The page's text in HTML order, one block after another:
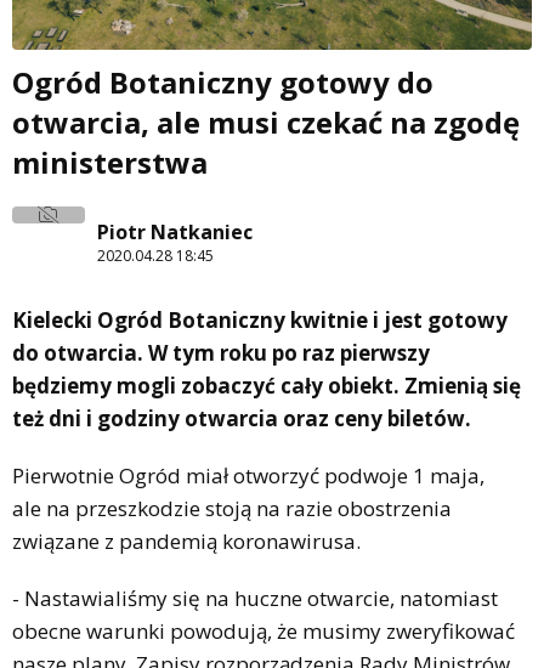
Ogród Botaniczny gotowy do
otwarcia, ale musi czekać na zgodę
ministerstwa
Piotr Natkaniec
2020.04.28 18:45
Kielecki Ogród Botaniczny kwitnie i jest gotowy
do otwarcia. W tym roku po raz pierwszy
będziemy mogli zobaczyć cały obiekt. Zmienią się
też dni i godziny otwarcia oraz ceny biletów.
Pierwotnie Ogród miał otworzyć podwoje 1 maja,
ale na przeszkodzie stoją na razie obostrzenia
związane z pandemią koronawirusa.
- Nastawialiśmy się na huczne otwarcie, natomiast
obecne warunki powodują, że musimy zweryfikować